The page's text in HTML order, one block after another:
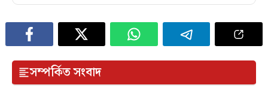
সম্পর্কিত সংবাদ